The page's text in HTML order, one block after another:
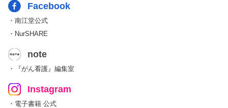
Facebook
・南江堂公式
・NurSHARE
note
・『がん看護』編集室
Instagram
・電子書籍 公式